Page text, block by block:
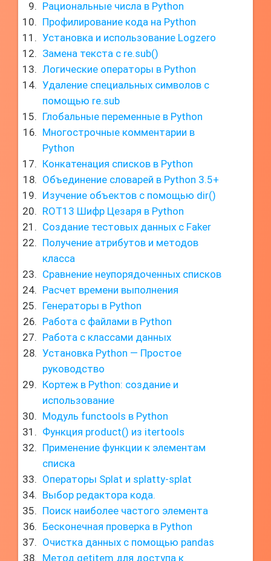
Рациональные числа в Python
Профилирование кода на Python
Установка и использование Logzero
Замена текста с re.sub()
Логические операторы в Python
Удаление специальных символов с
помощью re.sub
Глобальные переменные в Python
Многострочные комментарии в
Python
Конкатенация списков в Python
Объединение словарей в Python 3.5+
Изучение объектов с помощью dir()
ROT13 Шифр Цезаря в Python
Создание тестовых данных с Faker
Получение атрибутов и методов
класса
Сравнение неупорядоченных списков
Расчет времени выполнения
Генераторы в Python
Работа с файлами в Python
Работа с классами данных
Установка Python — Простое
руководство
Кортеж в Python: создание и
использование
Модуль functools в Python
Функция product() из itertools
Применение функции к элементам
списка
Операторы Splat и splatty-splat
Выбор редактора кода.
Поиск наиболее частого элемента
Бесконечная проверка в Python
Очистка данных с помощью pandas
Метод getitem для доступа к